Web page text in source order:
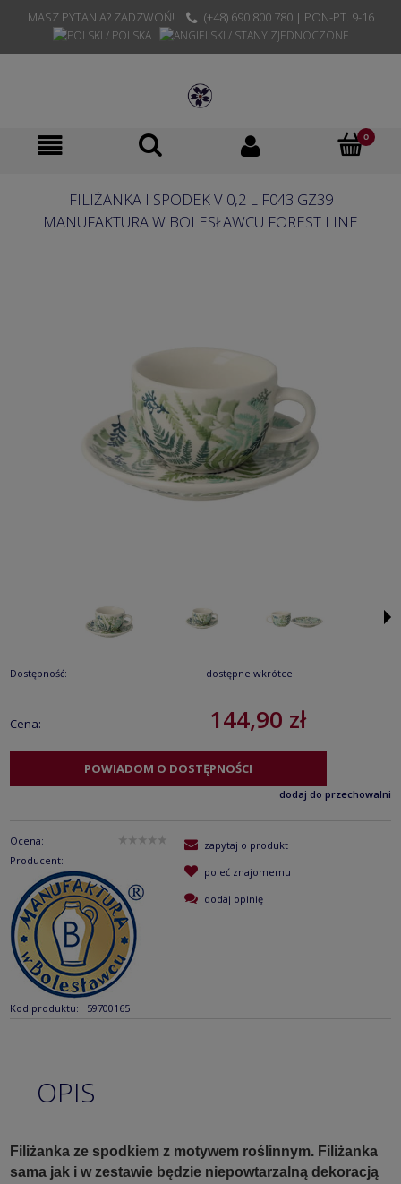
MASZ PYTANIA? ZADZWOŃ! (+48) 690 800 780 | PON-PT. 9-16
FILIŻANKA I SPODEK V 0,2 L F043 GZ39
MANUFAKTURA W BOLESŁAWCU FOREST LINE
Dostępność: dostępne wkrótce
Cena: 144,90 zł
POWIADOM O DOSTĘPNOŚCI
dodaj do przechowalni
Ocena:
Producent:
Kod produktu: 59700165
zapytaj o produkt
poleć znajomemu
dodaj opinię
OPIS
Filiżanka ze spodkiem z motywem roślinnym. Filiżanka
sama jak i w zestawie będzie niepowtarzalną dekoracją